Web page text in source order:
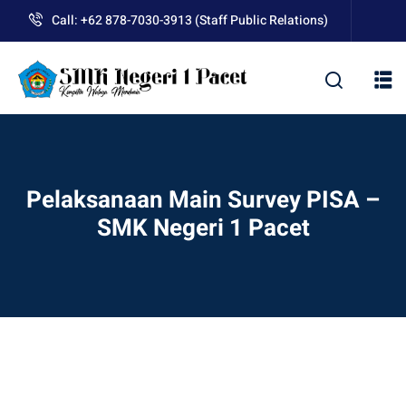
content
Call: +62 878-7030-3913 (Staff Public Relations)
Pelaksanaan Main Survey PISA –
SMK Negeri 1 Pacet